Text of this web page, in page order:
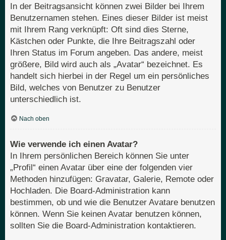
In der Beitragsansicht können zwei Bilder bei Ihrem
Benutzernamen stehen. Eines dieser Bilder ist meist
mit Ihrem Rang verknüpft: Oft sind dies Sterne,
Kästchen oder Punkte, die Ihre Beitragszahl oder
Ihren Status im Forum angeben. Das andere, meist
größere, Bild wird auch als „Avatar“ bezeichnet. Es
handelt sich hierbei in der Regel um ein persönliches
Bild, welches von Benutzer zu Benutzer
unterschiedlich ist.
Nach oben
Wie verwende ich einen Avatar?
In Ihrem persönlichen Bereich können Sie unter
„Profil“ einen Avatar über eine der folgenden vier
Methoden hinzufügen: Gravatar, Galerie, Remote oder
Hochladen. Die Board-Administration kann
bestimmen, ob und wie die Benutzer Avatare benutzen
können. Wenn Sie keinen Avatar benutzen können,
sollten Sie die Board-Administration kontaktieren.